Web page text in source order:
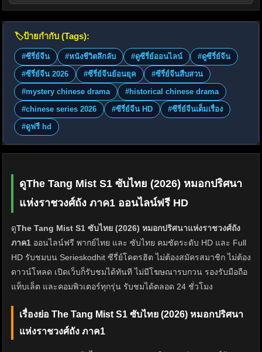
🏷️ป้ายกำกับ (Tags):
#ซีรี่ย์จีน #หนังชีวิตลึกลับ #ดูซีรี่ย์ออนไลน์
#ดูซีรี่ย์จีน
#ซีรี่ย์จีน 2026
#ซีรี่ย์จีนย้อนยุค
#ซีรี่ย์จีนสืบสวน
#mystery chinese drama
#historical chinese drama
#chinese series 2026
#ซีรี่ย์จีน HD
#ซีรี่ย์จีนเต็มเรื่อง
#ดูฟรี hd
ดูThe Tang Mist S1 ซับไทย (2026) หมอกปริศนา
แห่งราชวงศ์ถัง ภาค1 ออนไลน์ฟรี HD
ดูThe Tang Mist S1 ซับไทย (2026) หมอกปริศนาแห่งราชวงศ์ถัง
ภาค1 ออนไลน์ฟรี พากย์ไทย และ ซับไทย คมชัดระดับ HD และ Full
HD รับชมบน Serieskodhit ซีรี่ย์โคตรฮิต ไม่ต้องสมัครสมาชิก ไม่ต้อง
ดาวน์โหลด เปิดเว็บก็รับชมได้ทันที ไม่มีโฆษณารบกวน รองรับมือถือ
แท็บเล็ต และคอมพิวเตอร์ทุกรุ่น รับชมได้ตลอด 24 ชั่วโมง
เรื่องย่อ The Tang Mist S1 ซับไทย (2026) หมอกปริศนา
แห่งราชวงศ์ถัง ภาค1